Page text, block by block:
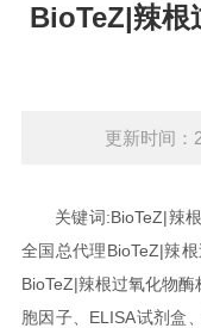
BioTeZ|辣根
更新时间
关键词:BioTeZ|辣
全国总代理BioTeZ|辣
BioTeZ|辣根过氧化物
胞因子、ELISA试剂盒